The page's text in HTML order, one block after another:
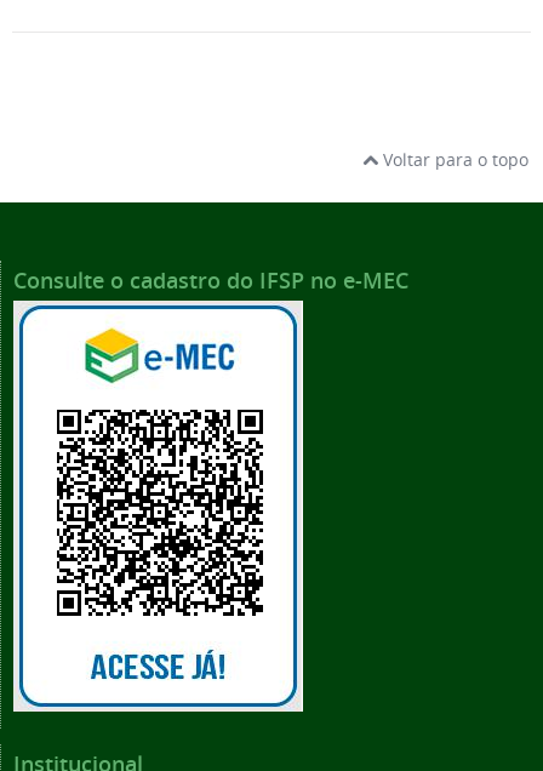
Voltar para o topo
Consulte o cadastro do IFSP no e-MEC
Institucional